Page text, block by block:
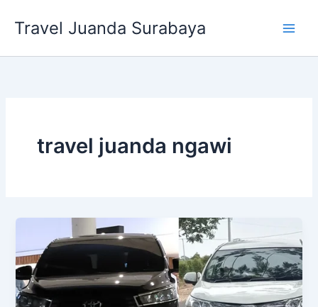
Travel Juanda Surabaya
travel juanda ngawi